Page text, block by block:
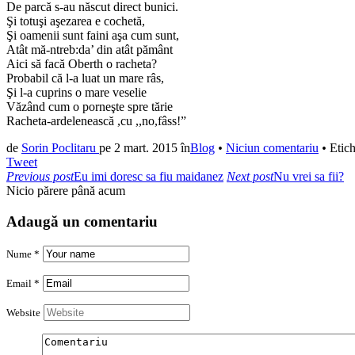
De parcă s-au născut direct bunici.
Şi totuşi aşezarea e cochetă,
Şi oamenii sunt faini aşa cum sunt,
Atât mă-ntreb:da’ din atât pământ
Aici să facă Oberth o racheta?
Probabil că l-a luat un mare râs,
Şi l-a cuprins o mare veselie
Văzând cum o porneşte spre tărie
Racheta-ardelenească ,cu ,,no,fâss!”
de Sorin Poclitaru pe 2 mart. 2015înBlog • Niciun comentariu •
Tweet
Previous postEu imi doresc sa fiu maidanez Next postNu vrei sa fii?
Nicio părere până acum
Adaugă un comentariu
Nume *
Email *
Website